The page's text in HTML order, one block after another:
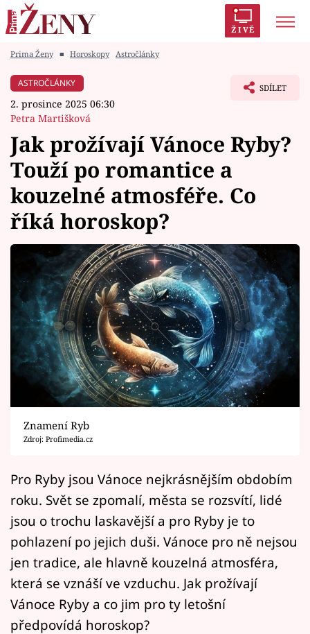
ŽIVĚ
Módní alarm
Témata
Celebrity
Vztahy
Seriály
Horoskopy
Sledujte prima+
Filmový festival Karlovy Vary
Přihlášení
Sledujte nás
Prima Ženy ■ Horoskopy Astročlánky
ASTROČLÁNKY
2. prosince 2025 06:30
Petra Martišková
SDÍLET
Jak prožívají Vánoce Ryby?
Touží po romantice a
kouzelné atmosféře. Co
říká horoskop?
Znamení Ryb
Zdroj: Profimedia.cz
Pro Ryby jsou Vánoce nejkrásnějším obdobím
roku. Svět se zpomalí, města se rozsvítí, lidé
jsou o trochu laskavější a pro Ryby je to
pohlazení po jejich duši. Vánoce pro ně nejsou
jen tradice, ale hlavně kouzelná atmosféra,
která se vznáší ve vzduchu. Jak prožívají
Vánoce Ryby a co jim pro ty letošní
předpovídá horoskop?